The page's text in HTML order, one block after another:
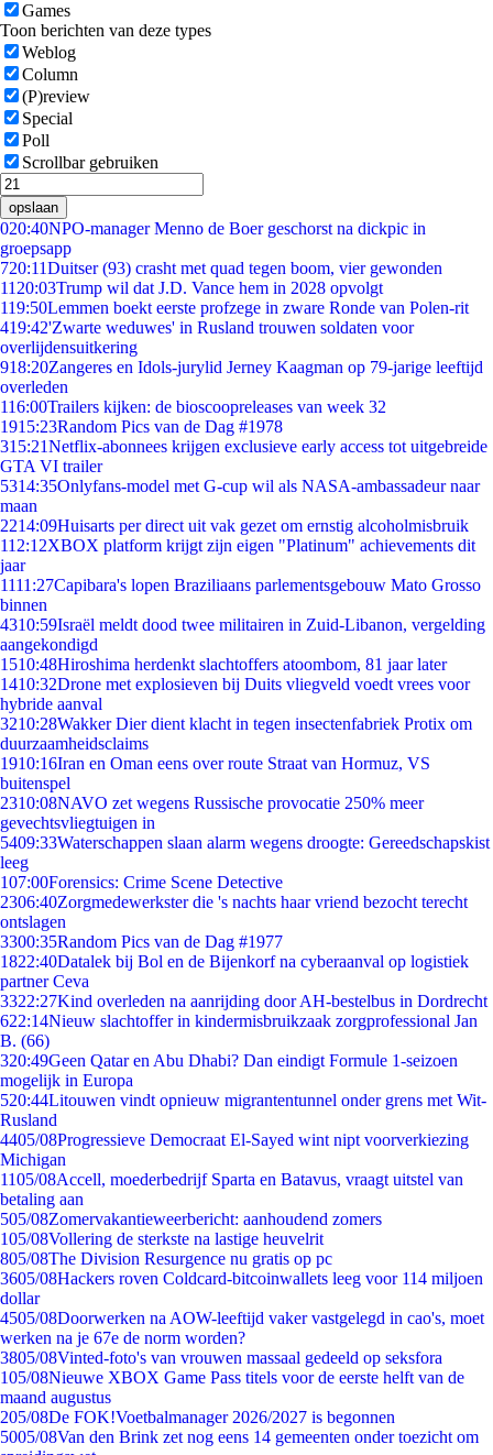
Games
Toon berichten van deze types
Weblog
Column
(P)review
Special
Poll
Scrollbar gebruiken
opslaan
020:40NPO-manager Menno de Boer geschorst na dickpic in
groepsapp
720:11Duitser (93) crasht met quad tegen boom, vier gewonden
11 20:03Trump wil dat J.D. Vance hem in 2028 opvolgt
119:50Lemmen boekt eerste profzege in zware Ronde van Polen-rit
419:42'Zwarte weduwes' in Rusland trouwen soldaten voor
overlijdensuitkering
918:20Zangeres en Idols-jurylid Jerney Kaagman op 79-jarige leeftijd
overleden
116:00Trailers kijken: de bioscoopreleases van week 32
1915:23Random Pics van de Dag #1978
315:21Netflix-abonnees krijgen exclusieve early access tot uitgebreide
GTA VI trailer
5314:35Onlyfans-model met G-cup wil als NASA-ambassadeur naar
maan
2214:09Huisarts per direct uit vak gezet om ernstig alcoholmisbruik
112:12XBOX platform krijgt zijn eigen "Platinum" achievements dit
jaar
1111:27Capibara's lopen Braziliaans parlementsgebouw Mato Grosso
binnen
4310:59Israël meldt dood twee militairen in Zuid-Libanon, vergelding
aangekondigd
1510:48Hiroshima herdenkt slachtoffers atoombom, 81 jaar later
1410:32Drone met explosieven bij Duits vliegveld voedt vrees voor
hybride aanval
3210:28Wakker Dier dient klacht in tegen insectenfabriek Protix om
duurzaamheidsclaims
1910:16Iran en Oman eens over route Straat van Hormuz, VS
buitenspel
2310:08NAVO zet wegens Russische provocatie 250% meer
gevechtsvliegtuigen in
5409:33Waterschappen slaan alarm wegens droogte: Gereedschapskist
leeg
107:00Forensics: Crime Scene Detective
2306:40Zorgmedewerkster die 's nachts haar vriend bezocht terecht
ontslagen
3300:35Random Pics van de Dag #1977
1822:40Datalek bij Bol en de Bijenkorf na cyberaanval op logistiek
partner Ceva
3322:27Kind overleden na aanrijding door AH-bestelbus in Dordrecht
622:14Nieuw slachtoffer in kindermisbruikzaak zorgprofessional Jan
B. (66)
320:49Geen Qatar en Abu Dhabi? Dan eindigt Formule 1-seizoen
mogelijk in Europa
520:44Litouwen vindt opnieuw migrantentunnel onder grens met Wit-
Rusland
4405/08Progressieve Democraat El-Sayed wint nipt voorverkiezing
Michigan
1105/08Accell, moederbedrijf Sparta en Batavus, vraagt uitstel van
betaling aan
505/08Zomervakantieweerbericht: aanhoudend zomers
105/08Vollering de sterkste na lastige heuvelrit
805/08The Division Resurgence nu gratis op pc
3605/08Hackers roven Coldcard-bitcoinwallets leeg voor 114 miljoen
dollar
4505/08Doorwerken na AOW-leeftijd vaker vastgelegd in cao's, moet
werken na je 67e de norm worden?
3805/08Vinted-foto's van vrouwen massaal gedeeld op seksfora
105/08Nieuwe XBOX Game Pass titels voor de eerste helft van de
maand augustus
205/08De FOK!Voetbalmanager 2026/2027 is begonnen
5005/08Van den Brink zet nog eens 14 gemeenten onder toezicht om